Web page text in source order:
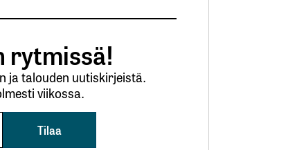
rytmissä!
ja talouden uutiskirjeistä.
viikossa.